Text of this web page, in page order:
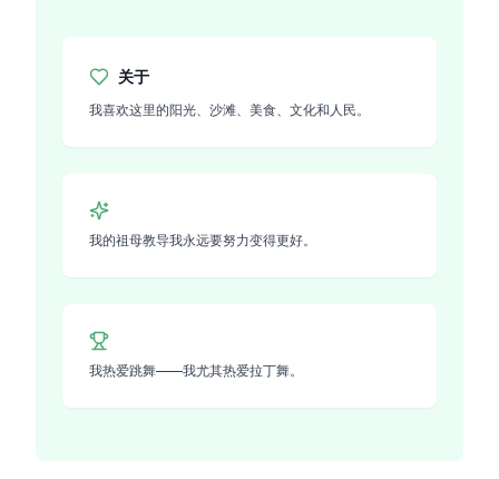
关于
我喜欢这里的阳光、沙滩、美食、文化和人民。
我的祖母教导我永远要努力变得更好。
我热爱跳舞——我尤其热爱拉丁舞。